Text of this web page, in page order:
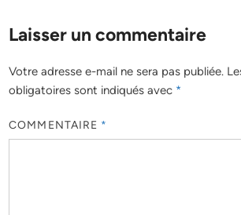
Laisser un commentaire
Votre adresse e-mail ne sera pas publiée.
obligatoires sont indiqués avec *
COMMENTAIRE *